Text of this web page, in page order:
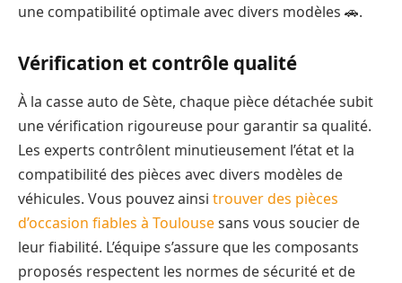
une compatibilité optimale avec divers modèles 🚗.
Vérification et contrôle qualité
À la casse auto de Sète, chaque pièce détachée subit
une vérification rigoureuse pour garantir sa qualité.
Les experts contrôlent minutieusement l’état et la
compatibilité des pièces avec divers modèles de
véhicules. Vous pouvez ainsi trouver des pièces
d’occasion fiables à Toulousesans vous soucier de
leur fiabilité. L’équipe s’assure que les composants
proposés respectent les normes de sécurité et de